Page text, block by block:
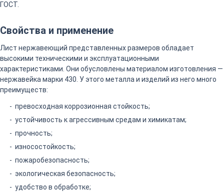
ГОСТ.
Свойства и применение
Лист нержавеющий представленных размеров обладает
высокими техническими и эксплуатационными
характеристиками. Они обусловлены материалом изготовления —
нержавейка марки 430. У этого металла и изделий из него много
преимуществ:
превосходная коррозионная стойкость;
устойчивость к агрессивным средам и химикатам;
прочность;
износостойкость;
пожаробезопасность;
экологическая безопасность;
удобство в обработке;